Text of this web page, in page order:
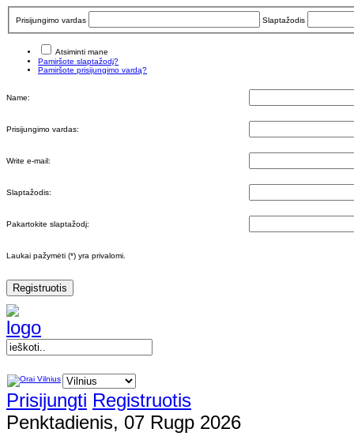
Prisijungimo vardas Slaptažodis
Atsiminti mane
Pamiršote slaptažodį?
Pamiršote prisijungimo vardą?
Name:
Prisijungimo vardas:
Write e-mail:
Slaptažodis:
Pakartokite slaptažodį:
Laukai pažymėti (*) yra privalomi.
Registruotis
Prisijungti Registruotis
Penktadienis, 07 Rugp 2026